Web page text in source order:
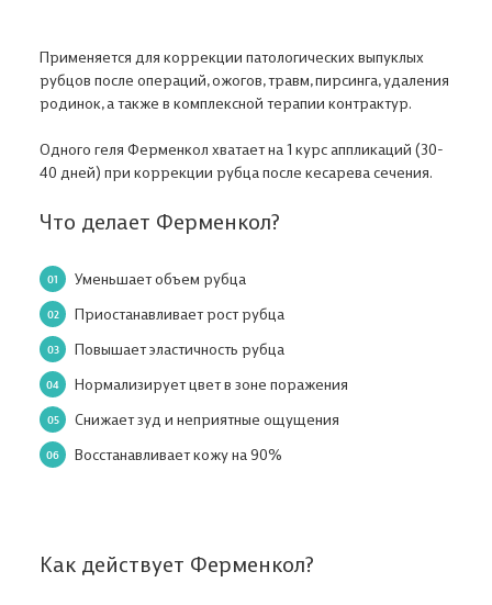
Применяется для коррекции патологических выпуклых
рубцов после операций, ожогов, травм, пирсинга, удаления
родинок, а также в комплексной терапии контрактур.
Одного геля Ферменкол хватает на 1 курс аппликаций (30-
40 дней) при коррекции рубца после кесарева сечения.
Что делает Ферменкол?
Уменьшает объем рубца
Приостанавливает рост рубца
Повышает эластичность рубца
Нормализирует цвет в зоне поражения
Снижает зуд и неприятные ощущения
Восстанавливает кожу на 90%
Как действует Ферменкол?